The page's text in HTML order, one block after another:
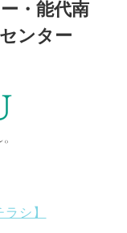
・能代南
ンター
シ】